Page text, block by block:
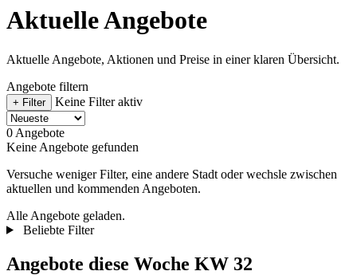
Aktuelle Angebote
Aktuelle Angebote, Aktionen und Preise in einer klaren Übersicht.
Angebote filtern
+ Filter Keine Filter aktiv
0 Angebote
Keine Angebote gefunden
Versuche weniger Filter, eine andere Stadt oder wechsle zwischen
aktuellen und kommenden Angeboten.
Alle Angebote geladen.
Beliebte Filter
Angebote diese Woche KW 32